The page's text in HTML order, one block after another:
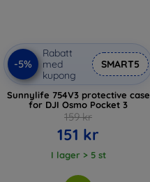
-5%
Rabatt
med
kupong
SMART5
Sunnylife 754V3 protective case
for DJI Osmo Pocket 3
159 kr
151 kr
I lager > 5 st